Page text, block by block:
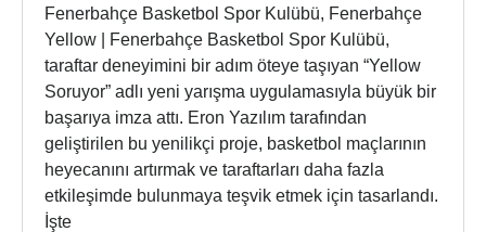
Fenerbahçe Basketbol Spor Kulübü, Fenerbahçe
Yellow | Fenerbahçe Basketbol Spor Kulübü,
taraftar deneyimini bir adım öteye taşıyan “Yellow
Soruyor” adlı yeni yarışma uygulamasıyla büyük bir
başarıya imza attı. Eron Yazılım tarafından
geliştirilen bu yenilikçi proje, basketbol maçlarının
heyecanını artırmak ve taraftarları daha fazla
etkileşimde bulunmaya teşvik etmek için tasarlandı.
İşte